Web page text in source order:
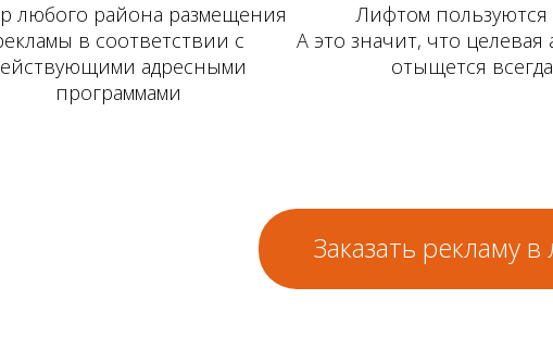
любого района размещения
в соответствии с
адресными
программами
Лифтом пользуются
А это значит, что целевая
отыщется всегда
Заказать рекламу в